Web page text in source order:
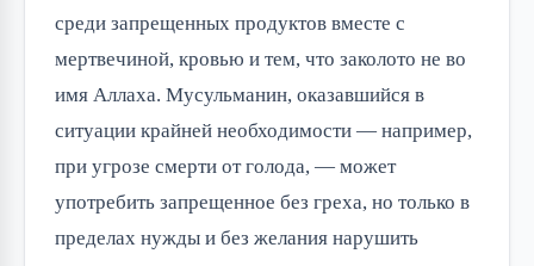
среди запрещенных продуктов вместе с
мертвечиной, кровью и тем, что заколото не во
имя Аллаха. Мусульманин, оказавшийся в
ситуации крайней необходимости — например,
при угрозе смерти от голода, — может
употребить запрещенное без греха, но только в
пределах нужды и без желания нарушить